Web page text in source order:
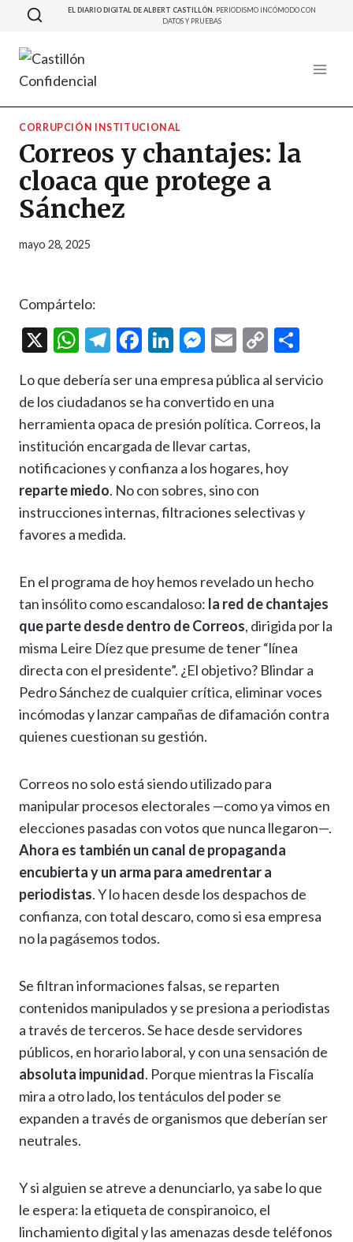
Saltar
contenido
EL DIARIO DIGITAL DE ALBERT CASTILLÓN. PERIODISMO INCÓMODO CON
DATOS Y PRUEBAS
CORRUPCIÓN INSTITUCIONAL
Correos y chantajes: la
cloaca que protege a
Sánchez
mayo 28, 2025
Compártelo:
X
W
at
s
A
p
p
T
e
gr
a
m
F
e
b
o
o
k
Li
ke
dI
n
M
se
n
g
er
E
ai
l
C
p
y
n
m
p
ar
Lo que debería ser una empresa pública al servicio
de los ciudadanos se ha convertido en una
herramienta opaca de presión política. Correos, la
institución encargada de llevar cartas,
notificaciones y confianza a los hogares, hoy
reparte miedo. No con sobres, sino con
instrucciones internas, filtraciones selectivas y
favores a medida.
En el programa de hoy hemos revelado un hecho
tan insólito como escandaloso: la red de chantajes
que parte desde dentro de Correos, dirigida por la
misma Leire Díez que presume de tener “línea
directa con el presidente”. ¿El objetivo? Blindar a
Pedro Sánchez de cualquier crítica, eliminar voces
incómodas y lanzar campañas de difamación contra
quienes cuestionan su gestión.
Correos no solo está siendo utilizado para
manipular procesos electorales —como ya vimos en
elecciones pasadas con votos que nunca llegaron—.
Ahora es también un canal de propaganda
encubierta y un arma para amedrentar a
periodistas. Y lo hacen desde los despachos de
confianza, con total descaro, como si esa empresa
no la pagásemos todos.
Se filtran informaciones falsas, se reparten
contenidos manipulados y se presiona a periodistas
a través de terceros. Se hace desde servidores
públicos, en horario laboral, y con una sensación de
absoluta impunidad. Porque mientras la Fiscalía
mira a otro lado, los tentáculos del poder se
expanden a través de organismos que deberían ser
neutrales.
Y si alguien se atreve a denunciarlo, ya sabe lo que
le espera: la etiqueta de conspiranoico, el
linchamiento digital y las amenazas desde teléfonos